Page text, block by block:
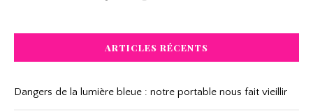
ARTICLES RÉCENTS
Dangers de la lumière bleue : notre portable nous fait vieillir